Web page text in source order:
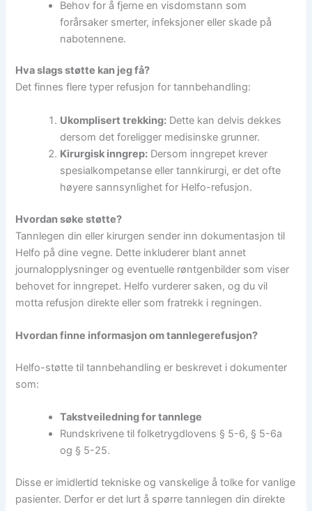
Behov for å fjerne en visdomstann som
forårsaker smerter, infeksjoner eller skade på
nabotennene.
Hva slags støtte kan jeg få?
Det finnes flere typer refusjon for tannbehandling:
Ukomplisert trekking: Dette kan delvis dekkes
dersom det foreligger medisinske grunner.
Kirurgisk inngrep: Dersom inngrepet krever
spesialkompetanse eller tannkirurgi, er det ofte
høyere sannsynlighet for Helfo-refusjon.
Hvordan søke støtte?
Tannlegen din eller kirurgen sender inn dokumentasjon til
Helfo på dine vegne. Dette inkluderer blant annet
journalopplysninger og eventuelle røntgenbilder som viser
behovet for inngrepet. Helfo vurderer saken, og du vil
motta refusjon direkte eller som fratrekk i regningen.
Hvordan finne informasjon om tannlegerefusjon?
Helfo-støtte til tannbehandling er beskrevet i dokumenter
som:
Takstveiledning for tannlege
Rundskrivene til folketrygdlovens § 5-6, § 5-6a
og § 5-25.
Disse er imidlertid tekniske og vanskelige å tolke for vanlige
pasienter. Derfor er det lurt å spørre tannlegen din direkte